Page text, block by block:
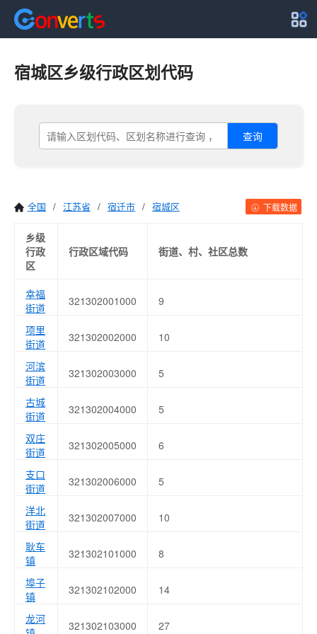
宿城区乡级行政区划代码
查询
全国 / 江苏省 / 宿迁市 / 宿城区 下载数据
乡级
行政
区
行政区域代码 街道、村、社区总数
幸福
街道
321302001000 9
项里
街道
321302002000 10
河滨
街道
321302003000 5
古城
街道
321302004000 5
双庄
街道
321302005000 6
支口
街道
321302006000 5
洋北
街道
321302007000 10
耿车
镇
321302101000 8
埠子
镇
321302102000 14
龙河
321302103000 27